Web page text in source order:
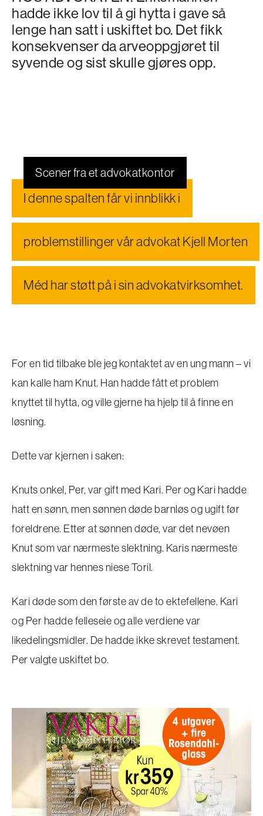
hadde ikke lov til å gi hytta i gave så
lenge han satt i uskiftet bo. Det fikk
konsekvenser da arveoppgjøret til
syvende og sist skulle gjøres opp.
Scener fra et advokatkontor
I denne spalten får vi innblikk i
problemstillinger vår advokat Kjell Morten
Méd har støtt på i sin advokatvirksomhet.
For en tid tilbake ble jeg kontaktet av en ung mann – vi
kan kalle ham Knut. Han hadde fått et problem
knyttet til hytta, og ville gjerne ha hjelp til å finne en
løsning.
Dette var kjernen i saken:
Knuts onkel, Per, var gift med Kari. Per og Kari hadde
hatt en sønn, men sønnen døde barnløs og ugift før
foreldrene. Etter at sønnen døde, var det nevøen
Knut som var nærmeste slektning. Karis nærmeste
slektning var hennes niese Toril.
Kari døde som den første av de to ektefellene. Kari
og Per hadde felleseie og alle verdiene var
likedelingsmidler. De hadde ikke skrevet testament.
Per valgte uskiftet bo.